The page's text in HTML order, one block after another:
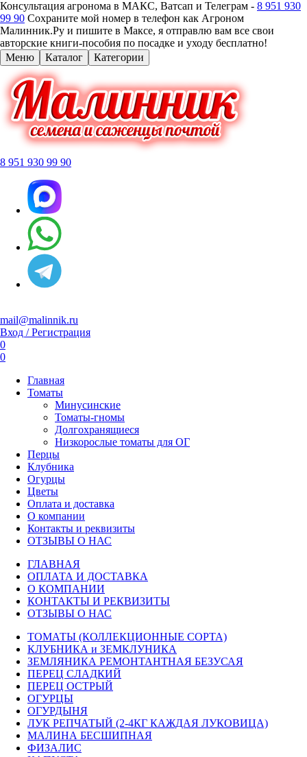
Консультация агронома в МАКС, Ватсап и Телеграм - 8 951 930
99 90 Сохраните мой номер в телефон как Агроном
Малинник.Ру и пишите в Максе, я отправлю вам все свои
авторские книги-пособия по посадке и уходу бесплатно!
Меню
Каталог Категории
8 951 930 99 90
mail@malinnik.ru
Вход / Регистрация
0
0
Главная
Томаты
Минусинские
Томаты-гномы
Долгохранящиеся
Низкорослые томаты для ОГ
Перцы
Клубника
Огурцы
Цветы
Оплата и доставка
О компании
Контакты и реквизиты
ОТЗЫВЫ О НАС
ГЛАВНАЯ
ОПЛАТА И ДОСТАВКА
О КОМПАНИИ
КОНТАКТЫ И РЕКВИЗИТЫ
ОТЗЫВЫ О НАС
ТОМАТЫ (КОЛЛЕКЦИОННЫЕ СОРТА)
КЛУБНИКА и ЗЕМКЛУНИКА
ЗЕМЛЯНИКА РЕМОНТАНТНАЯ БЕЗУСАЯ
ПЕРЕЦ СЛАДКИЙ
ПЕРЕЦ ОСТРЫЙ
ОГУРЦЫ
ОГУРДЫНЯ
ЛУК РЕПЧАТЫЙ (2-4КГ КАЖДАЯ ЛУКОВИЦА)
МАЛИНА БЕСШИПНАЯ
ФИЗАЛИС